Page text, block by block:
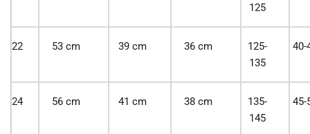
125
22 53 cm 39 cm 36 cm
125-
135
40-
24 56 cm 41 cm 38 cm
135-
145
45-